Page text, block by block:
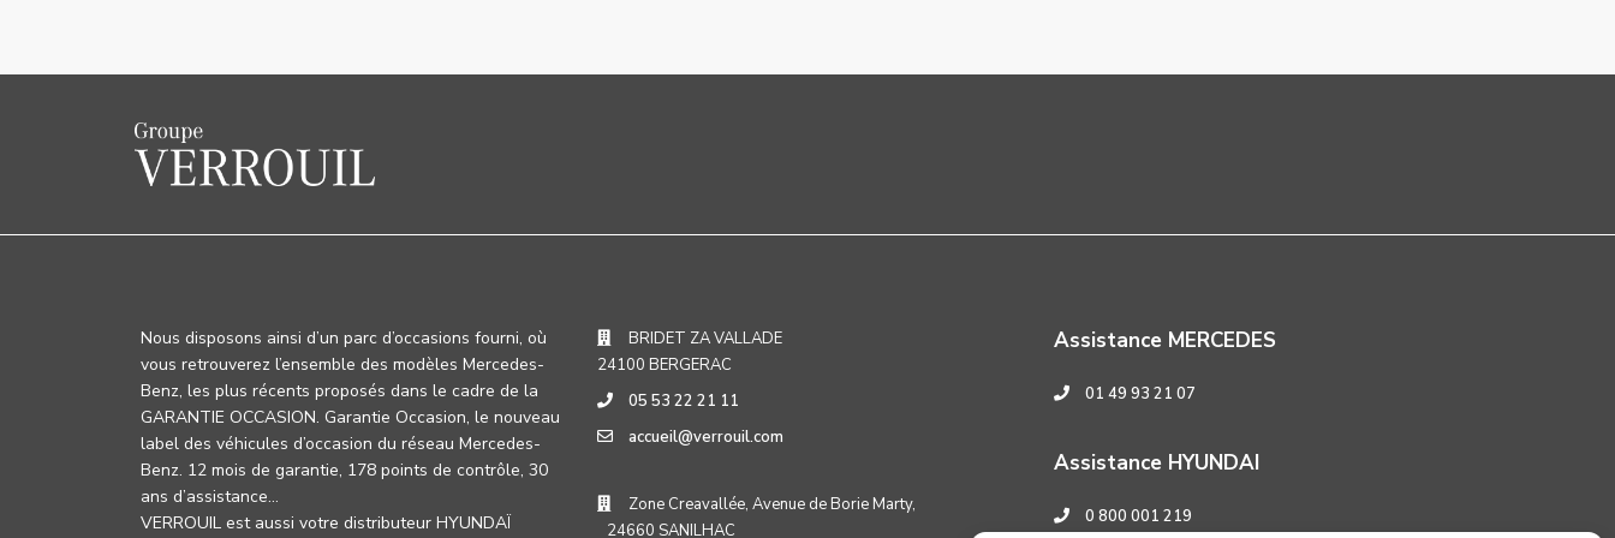
Nous disposons ainsi d’un parc d’occasions fourni, où
vous retrouverez l’ensemble des modèles Mercedes-
Benz, les plus récents proposés dans le cadre de la
GARANTIE OCCASION. Garantie Occasion, le nouveau
label des véhicules d’occasion du réseau Mercedes-
Benz. 12 mois de garantie, 178 points de contrôle, 30
ans d’assistance…
VERROUIL est aussi votre distributeur HYUNDAÏ
BRIDET ZA VALLADE
24100 BERGERAC
05 53 22 21 11
accueil@verrouil.com
Zone Creavallée, Avenue de Borie Marty,
24660 SANILHAC
Assistance MERCEDES
01 49 93 21 07
Assistance HYUNDAI
0 800 001 219